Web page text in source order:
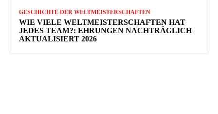
GESCHICHTE DER WELTMEISTERSCHAFTEN
WIE VIELE WELTMEISTERSCHAFTEN HAT
JEDES TEAM?: EHRUNGEN NACHTRÄGLICH
AKTUALISIERT 2026